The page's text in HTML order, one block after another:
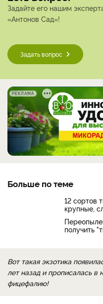
Задайте его нашим
«Антонов Сад»!
Задать вопрос
РЕКЛАМА
Больше по теме
12 сортов
крупные,
получить
Вот такая экзотика
лет назад и прописалась
фицефалию!